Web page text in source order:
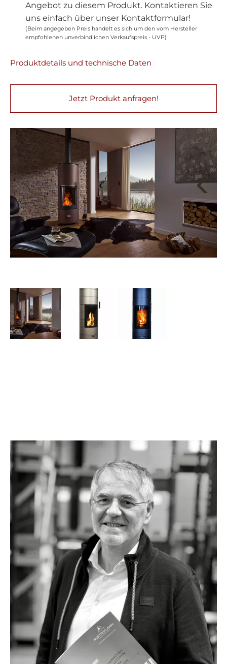
Angebot zu diesem Produkt. Kontaktieren Sie
uns einfach über unser Kontaktformular!
(Beim angegeben Preis handelt es sich um den vom Hersteller
empfohlenen unverbindlichen Verkaufspreis - UVP)
Produktdetails und technische Daten
Jetzt Produkt anfragen!
Next